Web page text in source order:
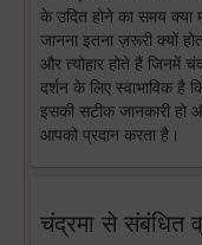
के उदित होने का समय
जानना इतना ज़रूरी क्यों
और त्योहार होते हैं जिनमें
दर्शन के लिए स्वाभाविक
इसकी सटीक जानकारी हो
आपको प्रदान करता है।
चंद्रमा से संबंधित